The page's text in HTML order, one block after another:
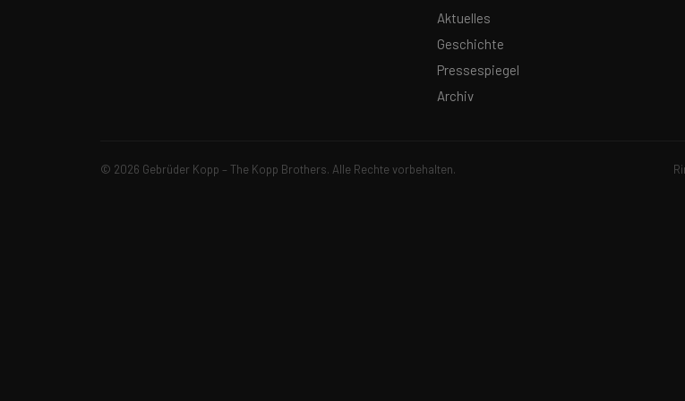
Aktuelles
Geschichte
Pressespiegel
Archiv
© 2026 Gebrüder Kopp – The Kopp Brothers. Alle Rechte vorbehalten.